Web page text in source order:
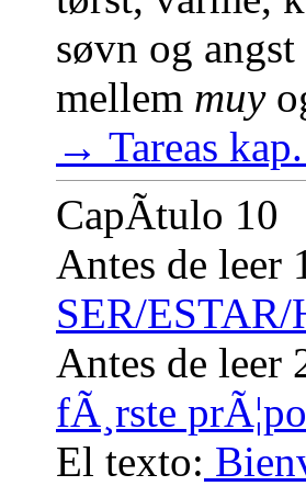
søvn og angst
mellem muy
→ Tareas
CapÃ­tulo 10
Antes de leer
SER/
Antes de leer
fÃ¸rste
El texto: